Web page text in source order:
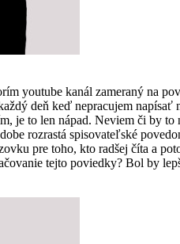
youtube kanál zameraný na
deň keď nepracujem
je to len nápad. Neviem či by
rozrastá spisovateľské
pre toho, kto radšej číta a
tejto poviedky? Bol by